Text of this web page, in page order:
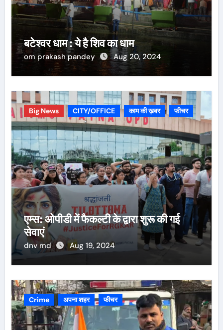
बटेश्वर धाम : ये है शिव का धाम
om prakash pandey Aug 20, 2024
Big News CITY/OFFICE काम की ख़बर फीचर
एम्स: ओपीडी में फैकल्टी के द्वारा शुरू की गई
सेवाएं
dnv md Aug 19, 2024
Crime अपना शहर फीचर